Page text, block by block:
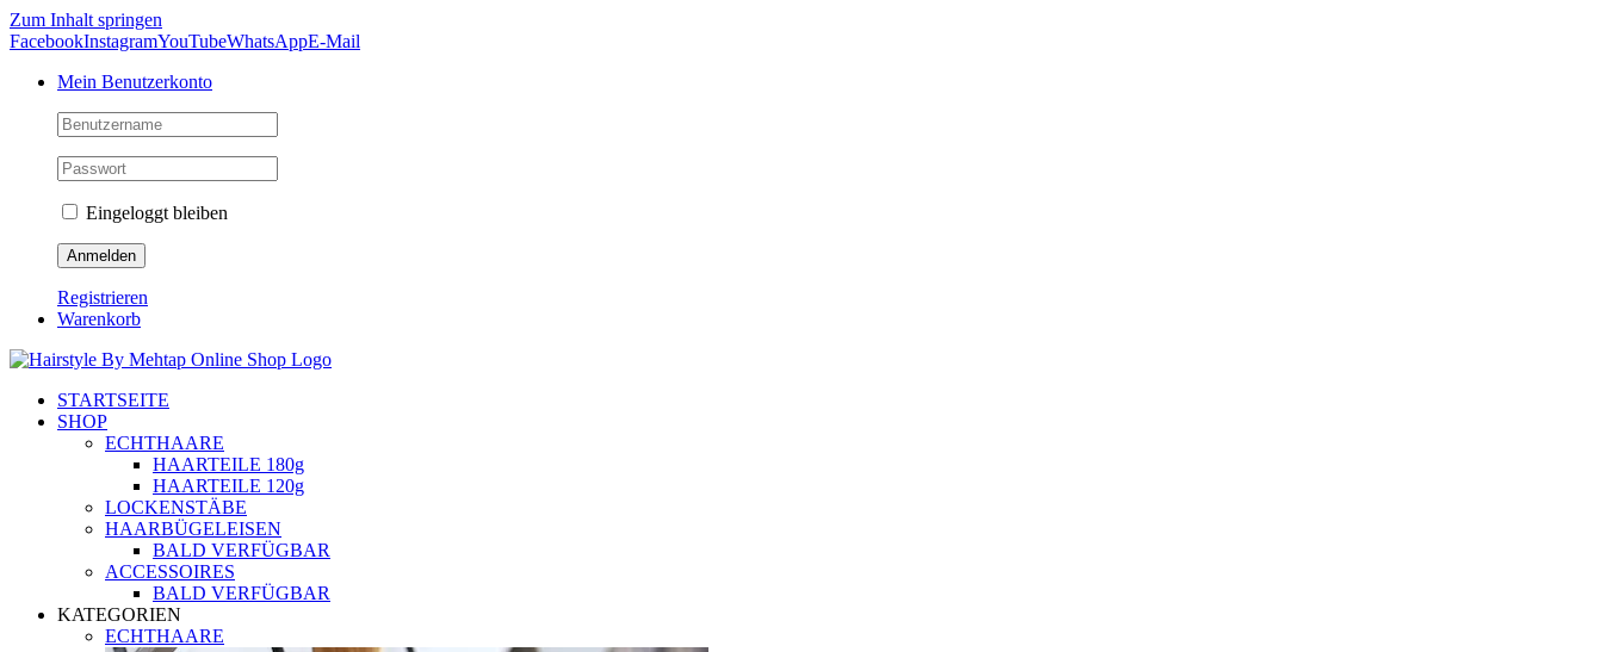
Zum Inhalt springen
FacebookInstagramYouTubeWhatsAppE-Mail
Mein Benutzerkonto
Eingeloggt bleiben
Registrieren
Warenkorb
STARTSEITE
SHOP
ECHTHAARE
HAARTEILE 180g
HAARTEILE 120g
LOCKENSTÄBE
HAARBÜGELEISEN
BALD VERFÜGBAR
ACCESSOIRES
BALD VERFÜGBAR
KATEGORIEN
ECHTHAARE